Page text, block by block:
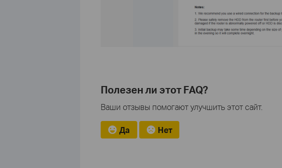
Полезен ли этот FAQ?
Ваши отзывы помогают улучшить этот сайт.
Да Нет